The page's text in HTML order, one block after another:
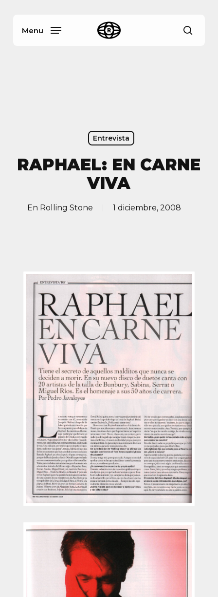
Menu
Entrevista
RAPHAEL: EN CARNE
VIVA
En Rolling Stone 1 diciembre, 2008